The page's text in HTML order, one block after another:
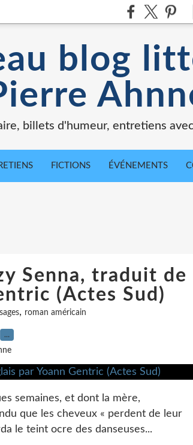
blog
billets d'humeur, entretiens
FICTIONS ÉVÉNEMENTS
Senna, traduit de
(Actes Sud)
, roman américain
…
semaines, et dont la mère,
que les cheveux « perdent de leur
le teint ocre des danseuses...